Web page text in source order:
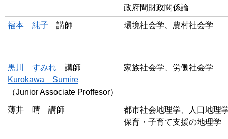
政府間財政関係論
福本　純子 講師 環境社会学、農村社会学
黒川　すみれ 講師
Kurokawa　Sumire
（Junior Associate Proffesor）
家族社会学、労働社会学
薄井　晴　講師
都市社会地理学、人口地理
保育・子育て支援の地理学